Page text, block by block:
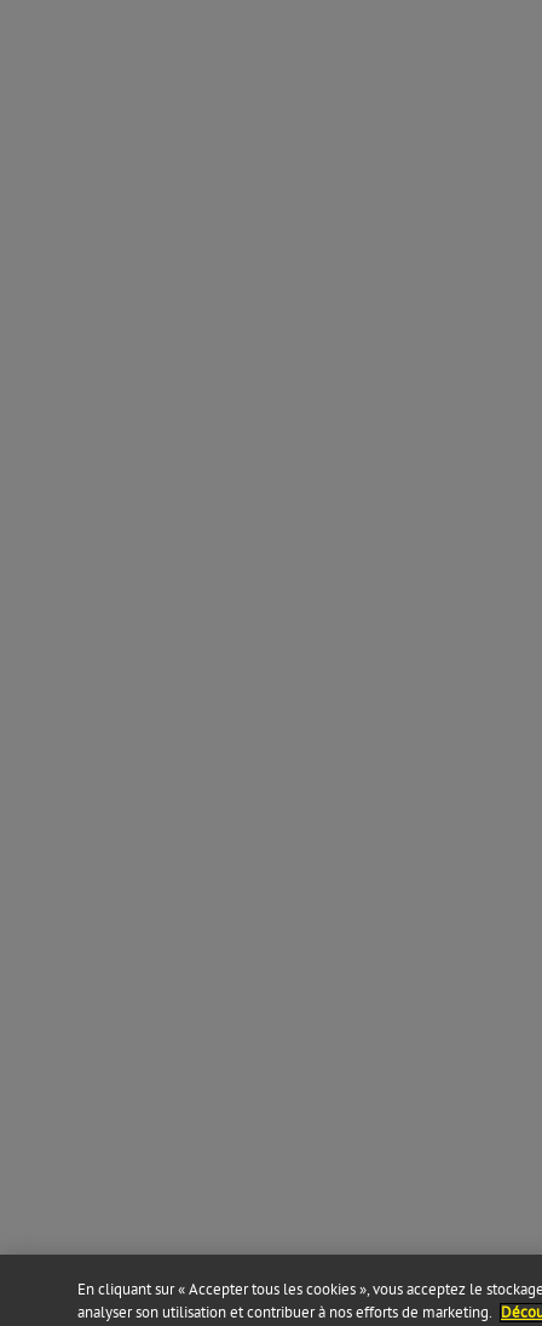
En cliquant sur « Accepter tous les cookies », vous acceptez le
analyser son utilisation et contribuer à nos efforts de marketing.